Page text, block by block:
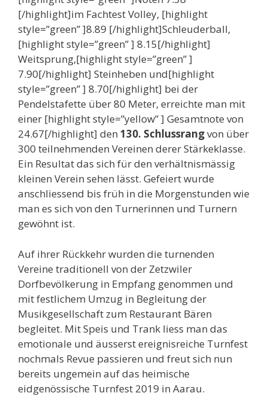
[/highlight]im Fachtest Volley, [highlight
style=”green” ]8.89 [/highlight]Schleuderball,
[highlight style=”green” ] 8.15[/highlight]
Weitsprung,[highlight style=”green” ]
7.90[/highlight] Steinheben und[highlight
style=”green” ] 8.70[/highlight] bei der
Pendelstafette über 80 Meter, erreichte man mit
einer [highlight style=”yellow” ] Gesamtnote von
24.67[/highlight] den 130. Schlussrangvon über
300 teilnehmenden Vereinen derer Stärkeklasse.
Ein Resultat das sich für den verhältnismässig
kleinen Verein sehen lässt. Gefeiert wurde
anschliessend bis früh in die Morgenstunden wie
man es sich von den Turnerinnen und Turnern
gewöhnt ist.
Auf ihrer Rückkehr wurden die turnenden
Vereine traditionell von der Zetzwiler
Dorfbevölkerung in Empfang genommen und
mit festlichem Umzug in Begleitung der
Musikgesellschaft zum Restaurant Bären
begleitet. Mit Speis und Trank liess man das
emotionale und äusserst ereignisreiche Turnfest
nochmals Revue passieren und freut sich nun
bereits ungemein auf das heimische
eidgenössische Turnfest 2019 in Aarau.